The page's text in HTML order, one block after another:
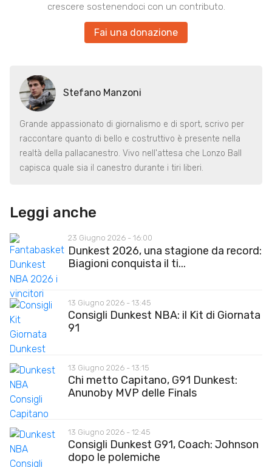
crescere sostenendoci con un contributo.
Fai una donazione
Stefano Manzoni
Grande appassionato di giornalismo e di sport, scrivo per
raccontare quanto di bello e costruttivo è presente nella
realtà della pallacanestro. Vivo nell'attesa che Lonzo Ball
capisca quale sia il canestro durante i tiri liberi.
Leggi anche
23 Giugno 2026 - 16:00
Dunkest 2026, una stagione da record:
Biagioni conquista il ti...
13 Giugno 2026 - 13:45
Consigli Dunkest NBA: il Kit di Giornata
91
13 Giugno 2026 - 13:15
Chi metto Capitano, G91 Dunkest:
Anunoby MVP delle Finals
13 Giugno 2026 - 12:45
Consigli Dunkest G91, Coach: Johnson
dopo le polemiche